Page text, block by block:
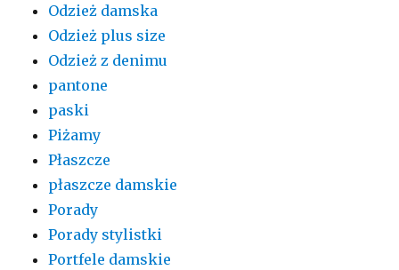
Odzież damska
Odzież plus size
Odzież z denimu
pantone
paski
Piżamy
Płaszcze
płaszcze damskie
Porady
Porady stylistki
Portfele damskie